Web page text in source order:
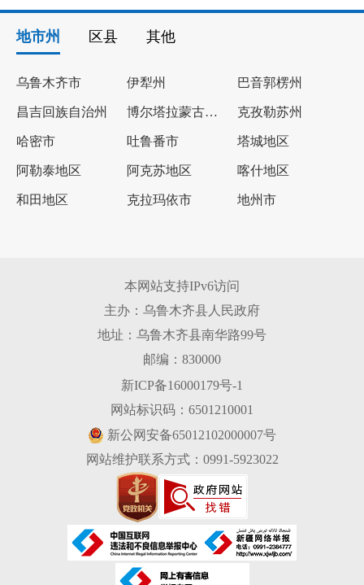
地市州 区县 其他
乌鲁木齐市 伊犁州 巴音郭楞州
昌吉回族自治州 博尔塔拉蒙古自治州 克孜勒苏州
哈密市 吐鲁番市 塔城地区
阿勒泰地区 阿克苏地区 喀什地区
和田地区 克拉玛依市 地州市
本网站支持IPv6访问
主办：乌鲁木齐县人民政府
地址：乌鲁木齐县南华路99号
邮编：830000
新ICP备16000179号-1
网站标识码：6501210001
新公网安备65012102000007号
网站维护联系方式：0991-5923022